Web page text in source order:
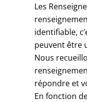
Les
identifiable,
peuvent être
Nous
répondre et
En fonction